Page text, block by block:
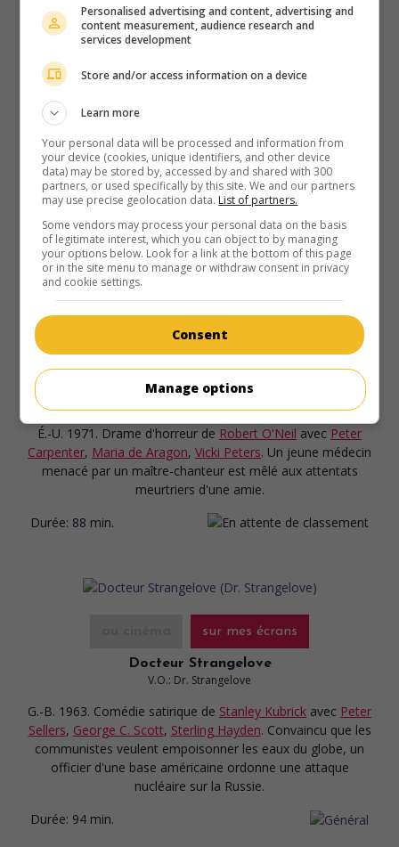
pour alimenter un marché noir d'organes.
82 min.
au cinéma sur mes écrans
É.-U. 1971. Drame d'horreur de Robert O'Neil avec Peter
Carpenter, Maria de Aragon, Vicki Peters. Un jeune médecin
menacé par un maître-chanteur est mêlé aux attentats
meurtriers d'une amie.
Durée: 88 min.
sur mes écrans
Docteur Strangelove
V.O.: Dr. Strangelove
G.-B. 1963. Comédie satirique de Stanley Kubrick avec Peter
Sellers, George C. Scott, Sterling Hayden. Convaincu que les
communistes veulent empoisonner les eaux du globe, un
officier d'une base américaine ordonne une attaque
nucléaire sur la Russie.
Durée: 94 min.
Personalised advertising and content, advertising and
content measurement, audience research and
services development
Store and/or access information on a device
Learn more
Your personal data will be processed and information from
your device (cookies, unique identifiers, and other device
data) may be stored by, accessed by and shared with 300
partners, or used specifically by this site. We and our partners
may use precise geolocation data. List of partners.
Some vendors may process your personal data on the basis
of legitimate interest, which you can object to by managing
your options below. Look for a link at the bottom of this page
or in the site menu to manage or withdraw consent in privacy
and cookie settings.
Consent
Manage options